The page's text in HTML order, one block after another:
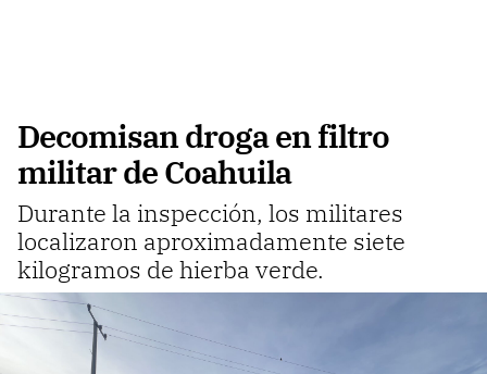
Decomisan droga en filtro
militar de Coahuila
Durante la inspección, los militares
localizaron aproximadamente siete
kilogramos de hierba verde.